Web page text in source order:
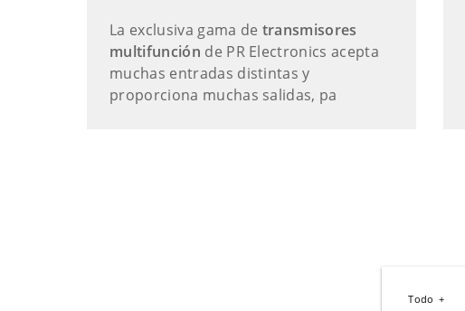
La exclusiva gama de transmisores
multifunción de PR Electronics acepta
muchas entradas distintas y
proporciona muchas salidas, pa
Todo